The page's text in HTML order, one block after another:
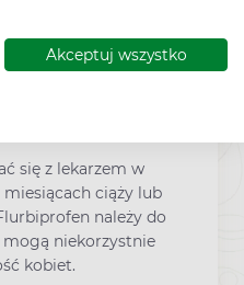
Akceptuj wszystko
leku należy
lub
przyjmować leku
się z lekarzem w
ciąży lub
należy do
niekorzystnie
kobiet.